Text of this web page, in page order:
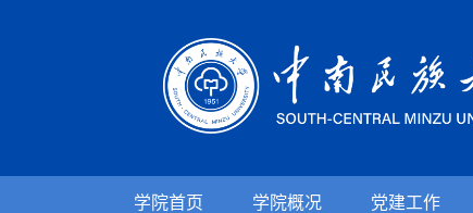
学院首页 学院概况 党建工作